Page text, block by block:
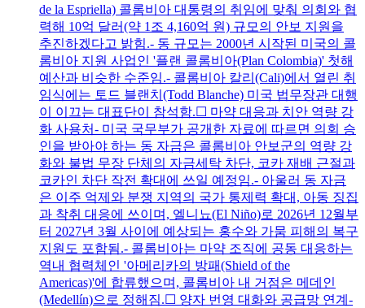
de la Espriella) 콜롬비아 대통령의 취임에 맞춰 의회와 협
력해 10억 달러(약 1조 4,160억 원) 규모의 안보 지원을
추진하겠다고 밝힘.- 동 규모는 2000년 시작된 미국의 콜
롬비아 지원 사업인 '플랜 콜롬비아(Plan Colombia)' 첫해
예산과 비슷한 수준임.- 콜롬비아 칼리(Cali)에서 열린 취
임식에는 토드 블랜치(Todd Blanche) 미국 법무장관 대행
이 이끄는 대표단이 참석함.☐ 마약 대응과 치안 역량 강
화 사용처- 미국 국무부가 공개한 자료에 따르면 의회 승
인을 받아야 하는 동 자금은 콜롬비아 안보군의 역량 강
화와 불법 무장 단체의 자금세탁 차단, 코카 재배 근절과
코카인 차단 작전 확대에 쓰일 예정임.- 아울러 동 자금
은 이주 억제와 분쟁 지역의 국가 통제력 확대, 아동 징집
과 착취 대응에 쓰이며, 엘니뇨(El Niño)로 2026년 12월부
터 2027년 3월 사이에 예상되는 홍수와 가뭄 피해의 복구
지원도 포함됨.- 콜롬비아는 마약 조직에 공동 대응하는
역내 협력체인 '아메리카의 방패(Shield of the
Americas)'에 합류했으며, 콜롬비아 내 거점은 메데인
(Medellín)으로 정해짐.☐ 양자 번영 대화와 공급망 연계-